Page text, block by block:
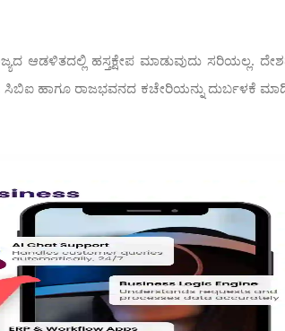
ಆಡಳಿತದಲ್ಲಿ ಹಸ್ತಕ್ಷೇಪ ಮಾಡುವುದು ಸರಿಯಲ್ಲ.
ಹಾಗೂ ರಾಜಭವನದ ಕಚೇರಿಯನ್ನು ದುರ್ಬಳಕೆ